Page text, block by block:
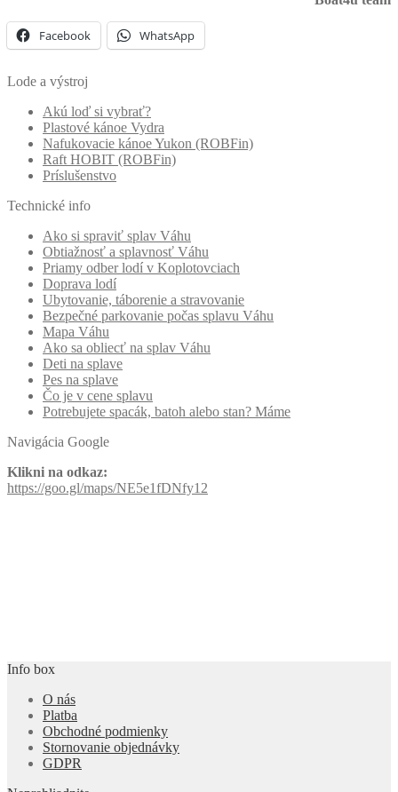
Facebook WhatsApp
Lode a výstroj
Akú loď si vybrať?
Plastové kánoe Vydra
Nafukovacie kánoe Yukon (ROBFin)
Raft HOBIT (ROBFin)
Príslušenstvo
Technické info
Ako si spraviť splav Váhu
Obtiažnosť a splavnosť Váhu
Priamy odber lodí v Koplotovciach
Doprava lodí
Ubytovanie, táborenie a stravovanie
Bezpečné parkovanie počas splavu Váhu
Mapa Váhu
Ako sa obliecť na splav Váhu
Deti na splave
Pes na splave
Čo je v cene splavu
Potrebujete spacák, batoh alebo stan? Máme
Navigácia Google
Klikni na odkaz:
https://goo.gl/maps/NE5e1fDNfy12
Info box
O nás
Platba
Obchodné podmienky
Stornovanie objednávky
GDPR